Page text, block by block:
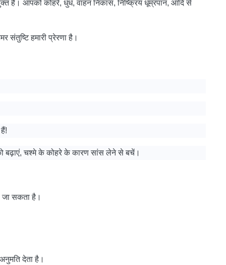
है। आपको कोहरे, धुंध, वाहन निकास, निष्क्रिय धूम्रपान, आदि से
हमारी प्रेरणा है।
बढ़ाएं, चश्मे के कोहरे के कारण सांस लेने से बचें।
जा सकता है।
देता है।